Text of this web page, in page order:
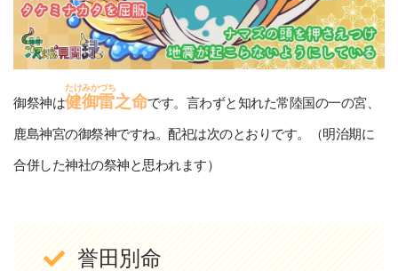
御祭神は健御雷
たけみかづち
之命です。言わずと知れた常陸国の一の宮、
鹿島神宮の御祭神ですね。配祀は次のとおりです。（明治期に
合併した神社の祭神と思われます）
誉田別命